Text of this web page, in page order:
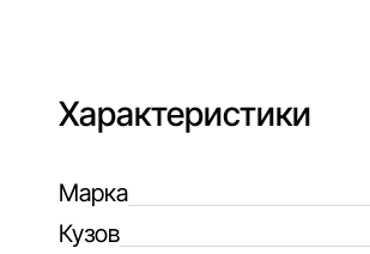
Характеристики
Марка
Кузов